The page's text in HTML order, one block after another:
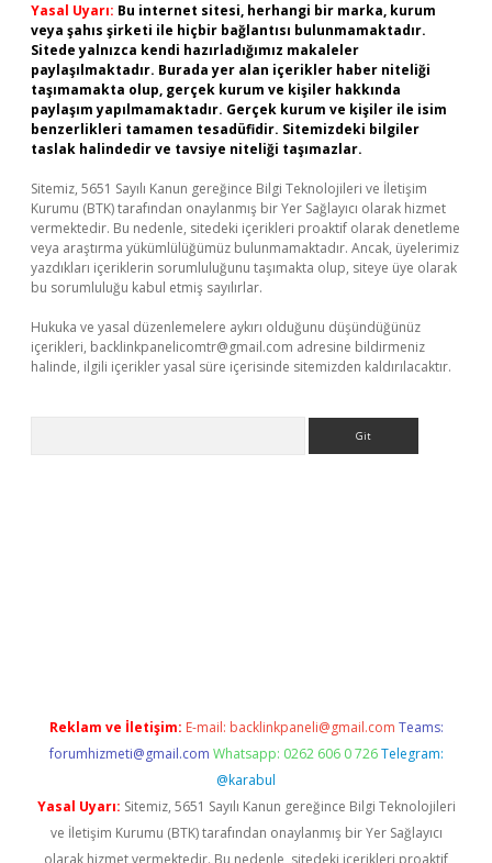
Yasal Uyarı: Bu internet sitesi, herhangi bir marka, kurum
veya şahıs şirketi ile hiçbir bağlantısı bulunmamaktadır.
Sitede yalnızca kendi hazırladığımız makaleler
paylaşılmaktadır. Burada yer alan içerikler haber niteliği
taşımamakta olup, gerçek kurum ve kişiler hakkında
paylaşım yapılmamaktadır. Gerçek kurum ve kişiler ile isim
benzerlikleri tamamen tesadüfidir. Sitemizdeki bilgiler
taslak halindedir ve tavsiye niteliği taşımazlar.
Sitemiz, 5651 Sayılı Kanun gereğince Bilgi Teknolojileri ve İletişim
Kurumu (BTK) tarafından onaylanmış bir Yer Sağlayıcı olarak hizmet
vermektedir. Bu nedenle, sitedeki içerikleri proaktif olarak denetleme
veya araştırma yükümlülüğümüz bulunmamaktadır. Ancak, üyelerimiz
yazdıkları içeriklerin sorumluluğunu taşımakta olup, siteye üye olarak
bu sorumluluğu kabul etmiş sayılırlar.
Hukuka ve yasal düzenlemelere aykırı olduğunu düşündüğünüz
içerikleri, backlinkpanelicomtr@gmail.com adresine bildirmeniz
halinde, ilgili içerikler yasal süre içerisinde sitemizden kaldırılacaktır.
Reklam ve İletişim: E-mail: backlinkpaneli@gmail.com Teams:
forumhizmeti@gmail.com Whatsapp: 0262 606 0 726 Telegram:
@karabul
Yasal Uyarı: Sitemiz, 5651 Sayılı Kanun gereğince Bilgi Teknolojileri
ve İletişim Kurumu (BTK) tarafından onaylanmış bir Yer Sağlayıcı
olarak hizmet vermektedir. Bu nedenle, sitedeki içerikleri proaktif